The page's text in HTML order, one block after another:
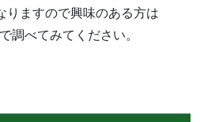
りますので興味のある方は
調べてみてください。